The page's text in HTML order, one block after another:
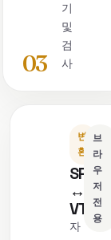
03
기
및
검
사
변
환
SRT
↔
VTT
자
브
라
우
저
전
용